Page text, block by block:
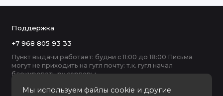
Мы используем файлы cookie и другие
Поддержка
+7 968 805 93 33
Пункт выдачи работает: будни с 11:00 до 18:00 Письма
могут не приходить на гугл почту: т.к. гугл начал
блокировать ру серверы